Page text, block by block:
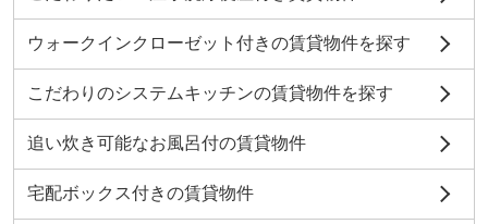
ウォークインクローゼット付きの賃貸物件を探す
こだわりのシステムキッチンの賃貸物件を探す
追い炊き可能なお風呂付の賃貸物件
宅配ボックス付きの賃貸物件